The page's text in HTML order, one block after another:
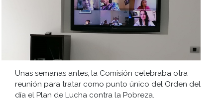
Unas semanas antes, la Comisión celebraba otra
reunión para tratar como punto único del Orden del
día el Plan de Lucha contra la Pobreza.